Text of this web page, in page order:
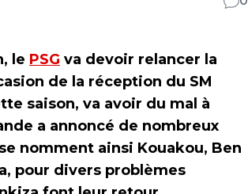
le PSG va devoir relancer la
de la réception du SM
saison, va avoir du mal à
a annoncé de nombreux
nomment ainsi Kouakou, Ben
pour divers problèmes